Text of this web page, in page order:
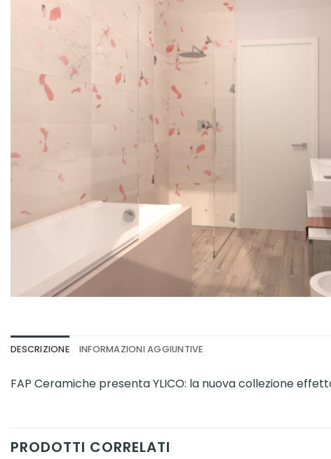
DESCRIZIONE INFORMAZIONI AGGIUNTIVE
FAP Ceramiche presenta YLICO: la nuova collezione
PRODOTTI CORRELATI